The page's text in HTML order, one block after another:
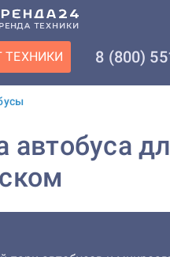
ТЕХНИКИ 8 (800)
автобуса